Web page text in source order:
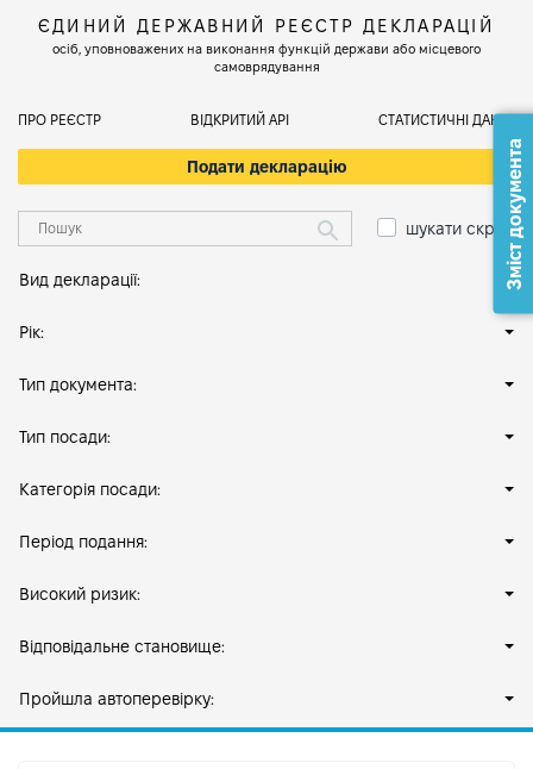
ЄДИНИЙ ДЕРЖАВНИЙ РЕЄСТР ДЕКЛАРАЦІЙ
осіб, уповноважених на виконання функцій держави або місцевого
самоврядування
ПРО РЕЄСТР ВІДКРИТИЙ АРІ СТАТИСТИЧНІ ДАНІ
Подати декларацію
шукати скрізь
Вид декларації:
Рік:
Тип документа:
Тип посади:
Категорія посади:
Період подання:
Високий ризик:
Відповідальне становище:
Пройшла автоперевірку:
Зміст документа